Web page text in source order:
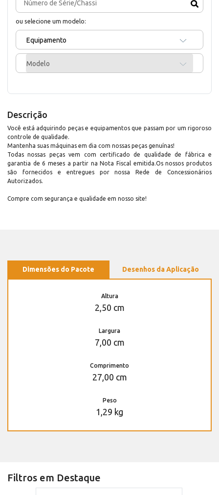
ou selecione um modelo:
Equipamento
Modelo
Descrição
Você está adquirindo peças e equipamentos que passam por um rigoroso
controle de qualidade.
Mantenha suas máquinas em dia com nossas peças genuínas!
Todas nossas peças vem com certificado de qualidade de fábrica e
garantia de 6 meses a partir na Nota Fiscal emitida.Os nossos produtos
são fornecidos e entregues por nossa Rede de Concessionários
Autorizados.
Compre com segurança e qualidade em nosso site!
Dimensões do Pacote Desenhos da Aplicação
Altura
2,50 cm
Largura
7,00 cm
Comprimento
27,00 cm
Peso
1,29 kg
Filtros em Destaque